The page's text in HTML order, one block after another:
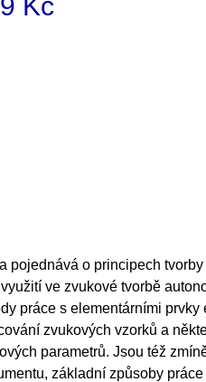
Kč
pojednává o principech
ve zvukové tvorbě
práce s elementárními
zvukových vzorků a
parametrů. Jsou též
základní způsoby